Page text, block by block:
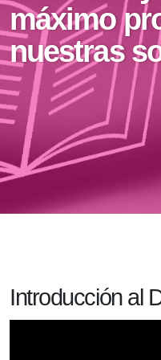
máximo
nuestras
Introducción al